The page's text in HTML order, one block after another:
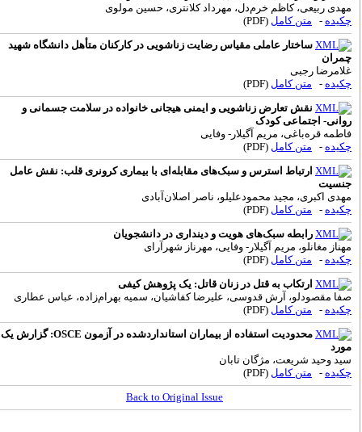
مهدی ربیعی، کاظم خرم‌دل، مهرداد کلانتری، حسین مولوی
چکیده - متن کامل(PDF)
ساختار عاملی مقیاس رضایت زناشویی در کارکنان متأهل دانشگاه شهید
چمران
غلامرضا رجبی
چکیده - متن کامل(PDF)
نقش تعارض زناشویی و ایمنی هیجانی خانواده در سلامت جسمانی و
روانی- اجتماعی کودک
فاطمه قره‌باغی، مریم آگیلار- وفایی
چکیده - متن کامل(PDF)
ارتباط استرس و سبک‌های مقابله‌ای با بیماری کرونری قلب: نقش عامل
جنسیت
مهدی اکبری، مجید محمودعلیلو، ناصر اصلان‌آبادی
چکیده - متن کامل(PDF)
رابطه سبک‌های هویت و دینداری در دانشجویان
مهناز مغانلو، مریم آگیلار- وفایی، مهرناز شهرآرای
چکیده - متن کامل(PDF)
ارتکاب به قتل در زنان قاتل: یک پژوهش کیفی
صفا مقصودلو، آرش قدوسی، علیرضا کفاشیان، سمیه بهرام‌زاده، عباس عطاری
چکیده - متن کامل(PDF)
محدودیت استفاده از بیماران استانداردشده در آزمون OSCE: گزارش یک
مورد
سید وحید شریعت، مژگان تابان
چکیده - متن کامل(PDF)
Back to Original Issue